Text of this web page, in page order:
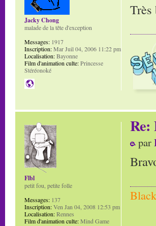
Jacky Chong
malade de la tête d'exception
Messages: 1917
Inscription:Mar Juil 04, 2006 11:22 pm
Localisation:Bayonne
Film d'animation culte:Princesse
Stéréonoké
Re:
par
Flbl
petit fou, petite folle
Messages: 137
Inscription:Ven Jan 04, 2008 12:53 pm
Localisation:Rennes
Film d'animation culte:Mind Game